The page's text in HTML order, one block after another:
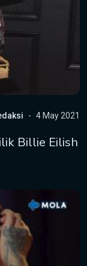
4 May 2021
Billie Eilish